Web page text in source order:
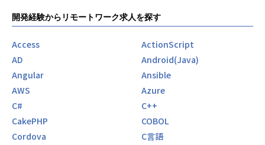
変更なし
【開発部門の特徴・強み】
■スキルアップ事例
社内ソリューションとして、これまでのエンジニアとしての
経験を生かして、Webサービスから、NWソリューションな
どさまざまな仕組みを立ち上げている社員がいます。自身が
立ち上げたソリューションを通して、メンバーの成長や自分
自身の成長、そして世の中のトレンドをつかんでいけること
開発経験からリモートワーク求人を探す
Access
ActionScript
AD
Android(Java)
Angular
Ansible
AWS
Azure
C#
C++
CakePHP
COBOL
Cordova
C言語